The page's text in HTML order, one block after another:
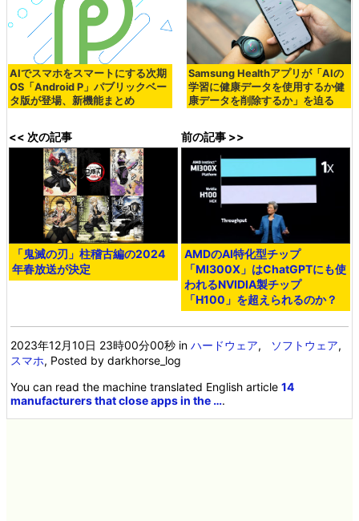
AIでスマホをスマートにする次期
OS「Android P」パブリックベー
タ版が登場、新機能まとめ
Samsung Healthアプリが「AIの
学習に健康データを使用するか健
康データを削除するか」を迫る
<< 次の記事
「鬼滅の刃」柱稽古編の2024
年春放送が決定
前の記事 >>
AMDのAI特化型チップ
「MI300X」はChatGPTにも使
われるNVIDIA製チップ
「H100」を超えられるのか？
2023年12月10日 23時00分00秒 inハードウェア, ソフトウェア,
スマホ, Posted by darkhorse_log
You can read the machine translated English article14
manufacturers that close apps in the ….